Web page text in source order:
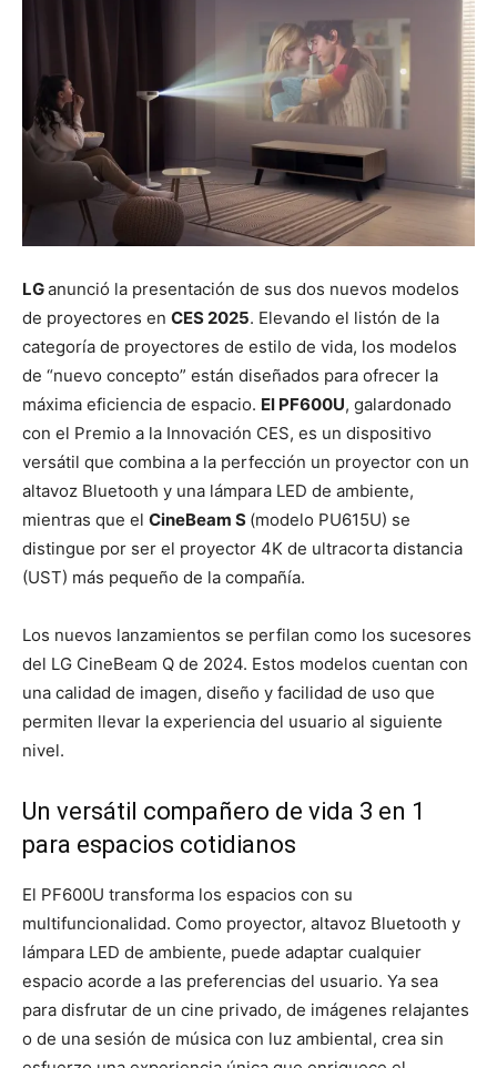
LGanunció la presentación de sus dos nuevos modelos
de proyectores en CES 2025. Elevando el listón de la
categoría de proyectores de estilo de vida, los modelos
de “nuevo concepto” están diseñados para ofrecer la
máxima eficiencia de espacio. El PF600U, galardonado
con el Premio a la Innovación CES, es un dispositivo
versátil que combina a la perfección un proyector con un
altavoz Bluetooth y una lámpara LED de ambiente,
mientras que el CineBeam S (modelo PU615U) se
distingue por ser el proyector 4K de ultracorta distancia
(UST) más pequeño de la compañía.
Los nuevos lanzamientos se perfilan como los sucesores
del LG CineBeam Q de 2024. Estos modelos cuentan con
una calidad de imagen, diseño y facilidad de uso que
permiten llevar la experiencia del usuario al siguiente
nivel.
Un versátil compañero de vida 3 en 1
para espacios cotidianos
El PF600U transforma los espacios con su
multifuncionalidad. Como proyector, altavoz Bluetooth y
lámpara LED de ambiente, puede adaptar cualquier
espacio acorde a las preferencias del usuario. Ya sea
para disfrutar de un cine privado, de imágenes relajantes
o de una sesión de música con luz ambiental, crea sin